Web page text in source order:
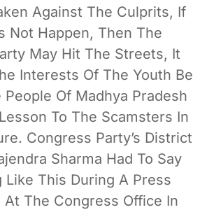
Against The Culprits, If
Not Happen, Then The
May Hit The Streets, It
Interests Of The Youth Be
People Of Madhya Pradesh
To The Scamsters In
Congress Party’s District
Sharma Had To Say
Like This During A Press
At The Congress Office In